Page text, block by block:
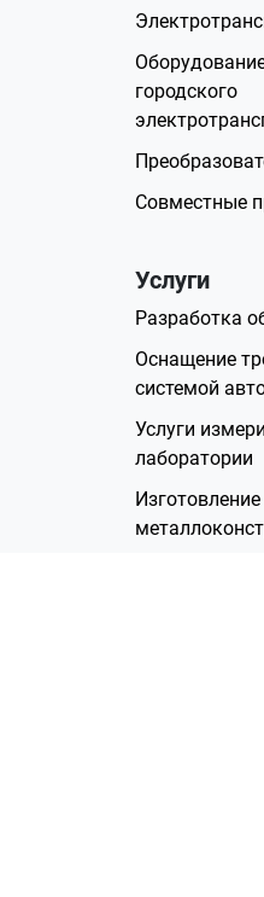
городского
Совместные
Услуги
Разработка
Оснащение
системой
Услуги
лаборатории
Изготовление